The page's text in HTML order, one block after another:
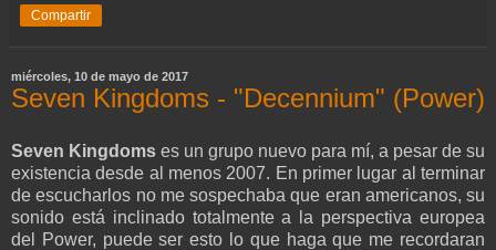
Compartir
miércoles, 10 de mayo de 2017
Seven Kingdoms - "Decennium" (Power)
Seven Kingdoms es un grupo nuevo para mí, a pesar de su
existencia desde al menos 2007. En primer lugar al terminar
de escucharlos no me sospechaba que eran americanos, su
sonido está inclinado totalmente a la perspectiva europea
del Power, puede ser esto lo que haga que me recordaran